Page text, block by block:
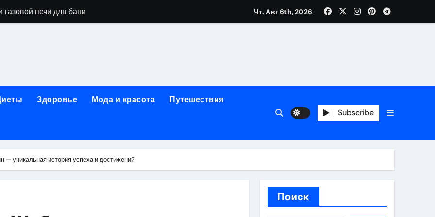
печи для бани
применения GPU-серверов
обучения и актуальные профессиональные ориентиры
реабилитации при алкогольной зависимости: персональный подход и лицензированные врачи
принципы, показания и этапы установки импланта за один день
МРТ на современном магнитно-резонансном томографе
Чт. Авг 6th, 2026
Здоровье Мода и красота Путешествия
Subscribe
уникальная история успеха и достижений
Поиск